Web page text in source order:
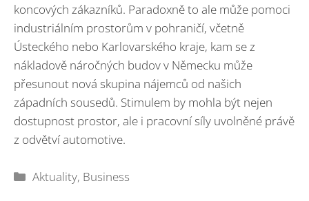
koncových zákazníků. Paradoxně to ale může pomoci
industriálním prostorům v pohraničí, včetně
Ústeckého nebo Karlovarského kraje, kam se z
nákladově náročných budov v Německu může
přesunout nová skupina nájemců od našich
západních sousedů. Stimulem by mohla být nejen
dostupnost prostor, ale i pracovní síly uvolněné právě
z odvětví automotive.
Rubriky
Aktuality, Business